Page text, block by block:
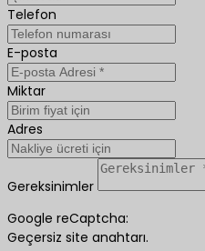
Telefon
E-posta
Miktar
Adres
Gereksinimler
Google reCaptcha:
Geçersiz site anahtarı.